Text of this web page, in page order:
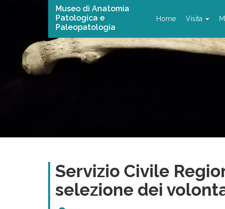
Museo di Anatomia
Patologica e
Paleopatologia
Home Visita
Servizio Civile
selezione dei